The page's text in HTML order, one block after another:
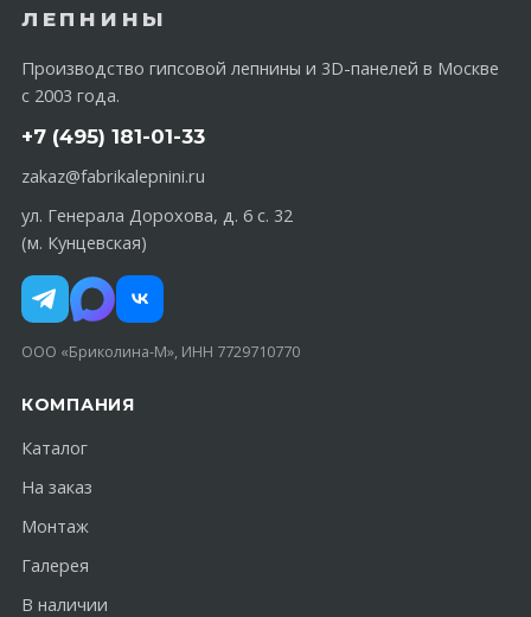
ЛЕПНИНЫ
Производство гипсовой лепнины и 3D-панелей в Москве
с 2003 года.
+7 (495) 181-01-33
zakaz@fabrikalepnini.ru
ул. Генерала Дорохова, д. 6 с. 32
(м. Кунцевская)
ООО «Бриколина-М», ИНН 7729710770
КОМПАНИЯ
Каталог
На заказ
Монтаж
Галерея
В наличии